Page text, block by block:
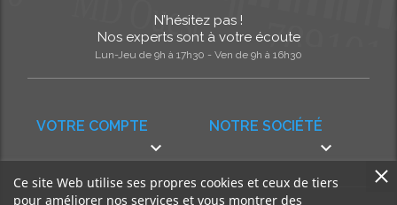
NOTRE SOCIÉTÉ

VOTRE COMPTE

N’hésitez pas !
Nos experts sont à votre écoute
Lun-Jeu de 9h à 17h30 - Ven de 9h à 16h30
Ce site Web utilise ses propres cookies et ceux de tiers
pour améliorer nos services et vous montrer des